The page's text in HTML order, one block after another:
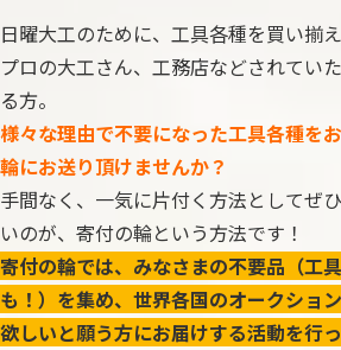
日曜大工のために、工具各種を買い揃え
プロの大工さん、工務店などされてい
る方。
様々な理由で不要になった工具各種を
輪にお送り頂けませんか？
手間なく、一気に片付く方法としてぜ
いのが、寄付の輪という方法です！
寄付の輪では、みなさまの不要品（工
も！）を集め、世界各国のオークショ
欲しいと願う方にお届けする活動を行